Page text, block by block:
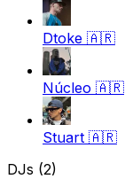
Dtoke 🇦🇷
Núcleo 🇦🇷
Stuart 🇦🇷
DJs (2)